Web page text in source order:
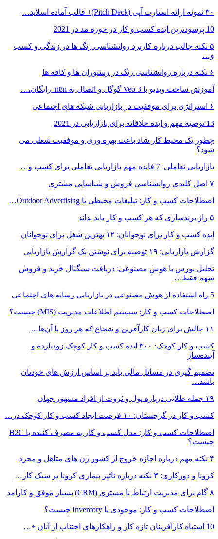
۳۰ نمونه ارائه استارت آپی (Pitch Deck)+ قالب آماده اسلاید…
10 پرسودترین ایده کسب و کار در حوزه مد در 2021
۵ نکته جالب درباره کاربرد روانشناسی رنگ ها در زندگی و کسب
و…
۶ نکته درباره روانشناسی رنگ در رستوران ها و کافه ها
آموزش ساخت ویدیو با Veo 3 گوگل و اتصال به n8n: رایگان،…
۶ استراتژی برای موفقیت در بازاریابی شبکه های اجتماعی
13 توصیه مهم و ایده خلاقانه برای بازاریابی در 2021
چطور یک محیط کار شاد باعث بهره وری و موفقیت شغلی می
شود؟
بازاریابی تعاملی: 7 فایده مهم بازاریابی تعاملی برای کسب و…
۷ اصل کلیدی روانشناسی فروش و شناسایی مشتری
اصطلاحات کسب و کار: تبلیغات محیطی یا Outdoor Advertising…
۵ راز برندسازی که هر کسب و کار باید بداند
ایده کسب و کار برای نوجوانان: ۱۲ بهترین شغل برای نوجوانان
گزارش بازاریابی: ۱۹ توصیه برای نوشتن یک گزارش بازاریابی
تحلیل بورس با هوش مصنوعی: دریافت سیگنال خرید و فروش
سهم فقط…
5 راه استفاده از هوش مصنوعی در بازاریابی رسانه های اجتماعی
اصطلاحات کسب و کار: سیستم اطلاعات مدیریت (MIS) چیست؟
۱۱ چالش برای زنان کارآفرین و شجاع که هر روز با آن‌ها…
کسب و کار کوچک: ۳۰۰ ایده کسب و کار کوچک زودبازده و
آینده‌ساز
تصمیم گیری در مسائل مالی باید بر اساس ارزش های خودتان
باشد…
۱۹ جمله طلایی درباره پول و ثروت از افراد مشهور جهان
کسب و کار در گرجستان: ۱۰ فرصت ایجاد کسب و کار کوچک در…
اصطلاحات کسب و کار: مدل کسب و کار به مصرف کننده یا B2C
چیست؟
۴ نکته مهم درباره اجازه خروج از کشور زن های متاهل و مجرد
کرونا و دورکاری: ۳ نکته درباره تاثیر بیماری کرونا بر سبک کار…
۸ گام برای مدیریت ارتباط با مشتری (CRM) بسیار موفق و کارامد
اصطلاحات کسب و کار: موجودی یا Inventory چیست؟
10 اشتباه کارآفرینان تازه کار و راهکارهای اجتناب از آنان +…